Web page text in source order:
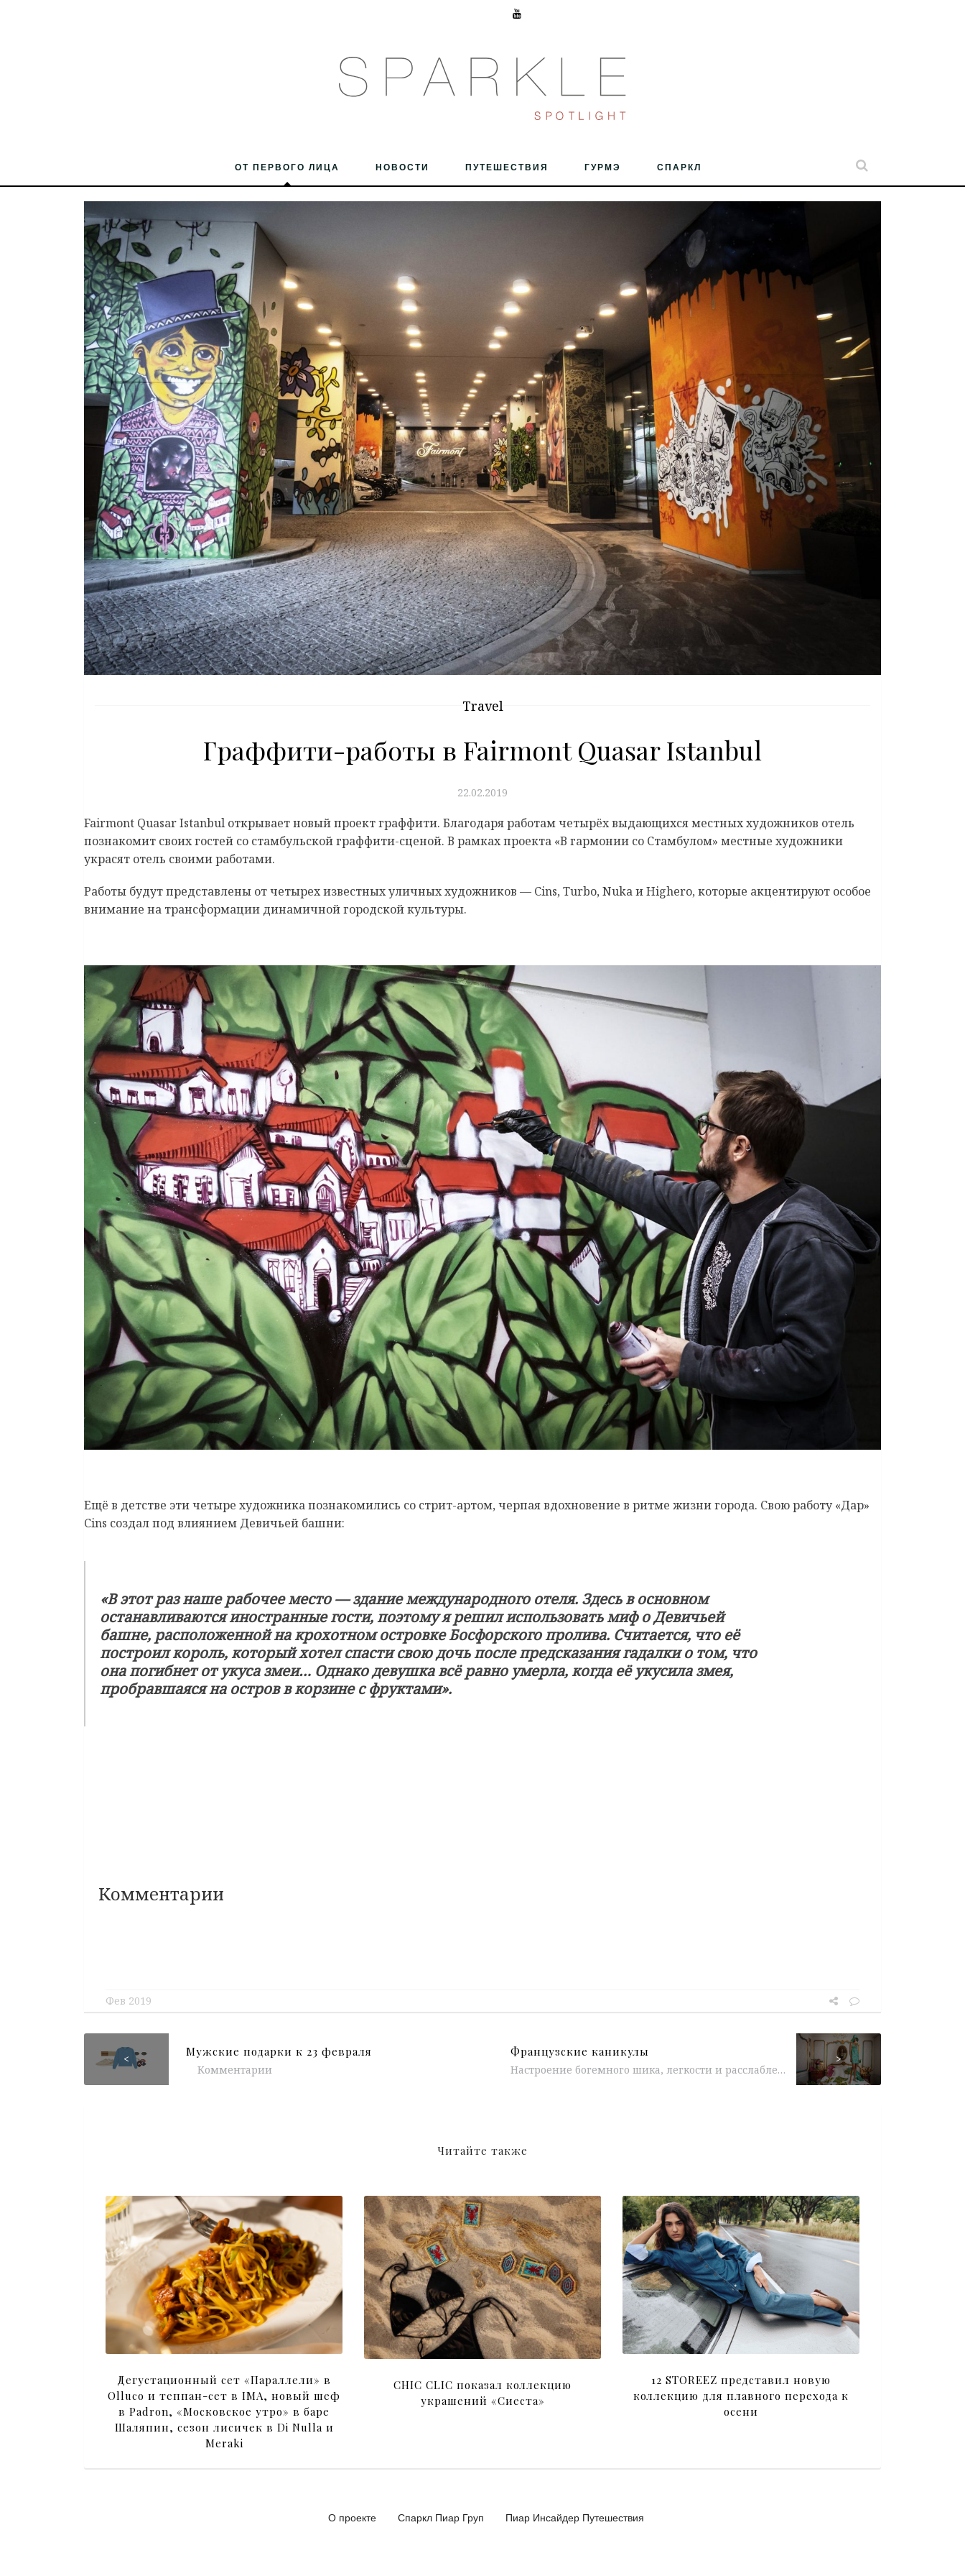
ОТ ПЕРВОГО ЛИЦА НОВОСТИ ПУТЕШЕСТВИЯ ГУРМЭ СПАРКЛ
Travel
Граффити-работы в Fairmont Quasar Istanbul
22.02.2019
Fairmont Quasar Istanbul открывает новый проект граффити. Благодаря работам четырёх выдающихся местных художников отель
познакомит своих гостей со стамбульской граффити-сценой. В рамках проекта «В гармонии со Стамбулом» местные художники
украсят отель своими работами.
Работы будут представлены от четырех известных уличных художников — Cins, Turbo, Nuka и Highero, которые акцентируют особое
внимание на трансформации динамичной городской культуры.
Ещё в детстве эти четыре художника познакомились со стрит-артом, черпая вдохновение в ритме жизни города. Свою работу «Дар»
Cins создал под влиянием Девичьей башни:
«В этот раз наше рабочее место — здание международного отеля. Здесь в основном
останавливаются иностранные гости, поэтому я решил использовать миф о Девичьей
башне, расположенной на крохотном островке Босфорского пролива. Считается, что её
построил король, который хотел спасти свою дочь после предсказания гадалки о том, что
она погибнет от укуса змеи… Однако девушка всё равно умерла, когда её укусила змея,
пробравшаяся на остров в корзине с фруктами».
Комментарии
Фев 2019
<
Мужские подарки к 23 февраля
Комментарии
Французские каникулы
Настроение богемного шика, легкости и расслабленной роскоши — в новой рекламной кампании MICHAEL KORS COLLECTION Весна 2019. Съемки прошли в...
>
Читайте также
Дегустационный сет «Параллели» в
Olluco и теппан-сет в IMA, новый шеф
в Padron, «Московское утро» в баре
Шаляпин, сезон лисичек в Di Nulla и
Meraki
CHIC CLIC показал коллекцию
украшений «Сиеста»
12 STOREEZ представил новую
коллекцию для плавного перехода к
осени
О проекте Спаркл Пиар Груп Пиар Инсайдер Путешествия